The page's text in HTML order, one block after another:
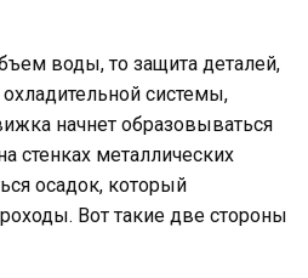
воды, то защита деталей,
системы,
начнет образовываться
стенках металлических
осадок, который
Вот такие две стороны